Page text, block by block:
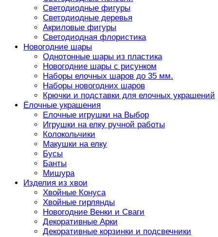
Светодиодные фигуры
Светодиодные деревья
Акриловые фигуры
Светодиодная флористика
Новогодние шары
Однотонные шары из пластика
Новогодние шары с рисунком
Наборы елочных шаров до 35 мм.
Наборы новогодних шаров
Крючки и подставки для елочных украшений
Ёлочные украшения
Елочные игрушки на Выбор
Игрушки на елку ручной работы
Колокольчики
Макушки на елку
Бусы
Банты
Мишура
Изделия из хвои
Хвойные Конуса
Хвойные гирлянды
Новогодние Венки и Сваги
Декоративные Арки
Декоративные корзинки и подсвечники